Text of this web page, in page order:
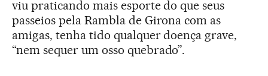
viu praticando mais esporte do que seus
passeios pela Rambla de Girona com as
amigas, tenha tido qualquer doença grave,
“nem sequer um osso quebrado”.